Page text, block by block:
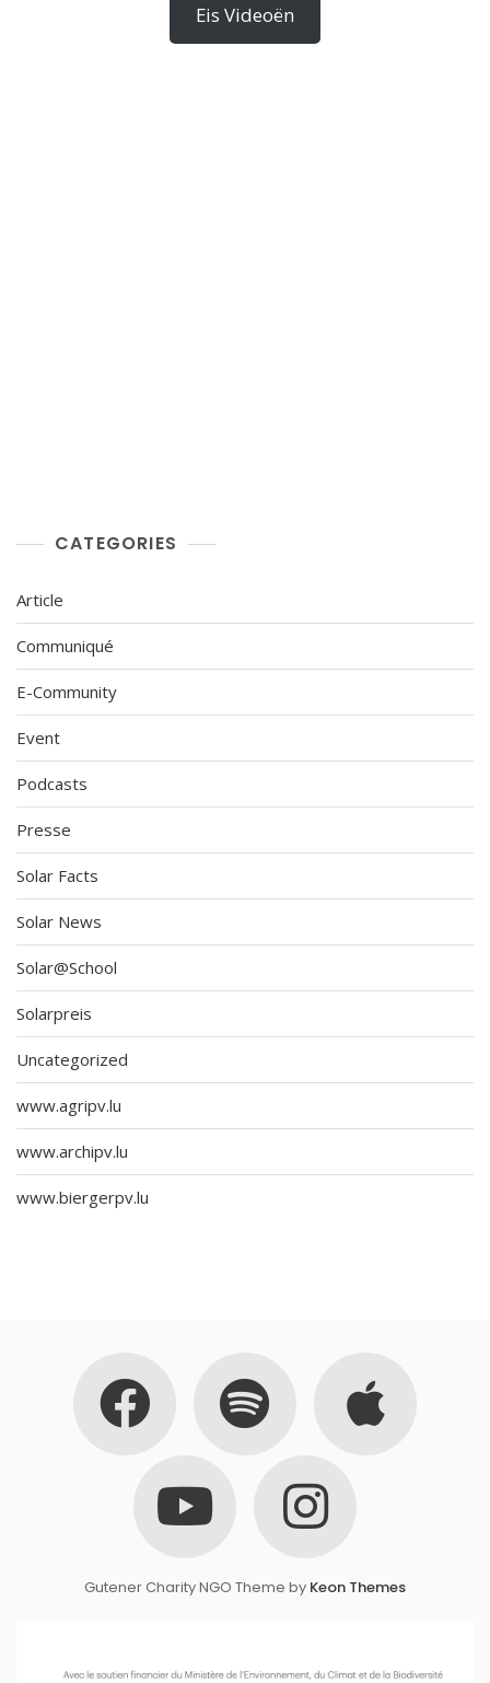
Eis Videoën
CATEGORIES
Article
Communiqué
E-Community
Event
Podcasts
Presse
Solar Facts
Solar News
Solar@School
Solarpreis
Uncategorized
www.agripv.lu
www.archipv.lu
www.biergerpv.lu
Gutener Charity NGO Theme by Keon Themes